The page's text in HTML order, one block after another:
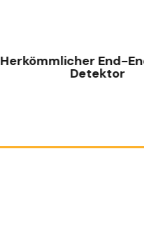
Herkömmlicher End-
Detektor